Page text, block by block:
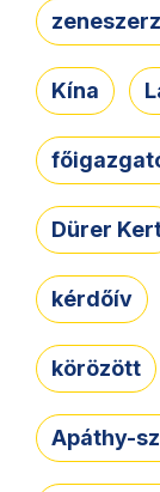
Kína
Dürer
kérdőív
körözött
Apáthy-